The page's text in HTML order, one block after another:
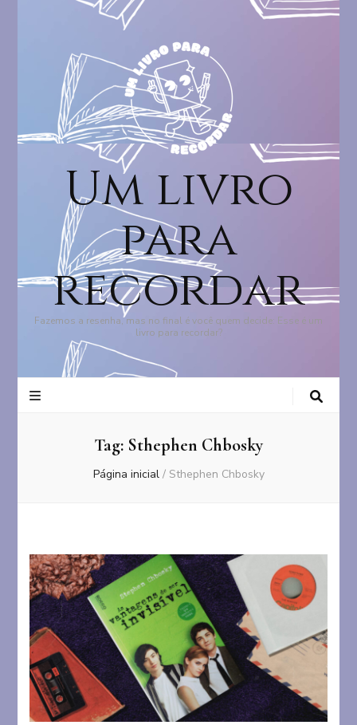
Um livro
para
recordar
Fazemos a resenha, mas no final é você quem decide: Esse é um
livro para recordar?
Tag: Sthephen Chbosky
Página inicial / Sthephen Chbosky